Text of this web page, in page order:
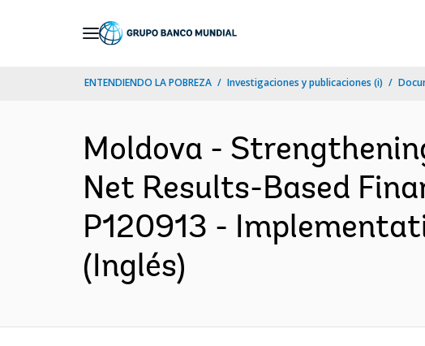
ENTENDIENDO LA POBREZA Investigaciones y publicaciones (i)
Moldova -
Net Results-Based
P120913 -
(Inglés)